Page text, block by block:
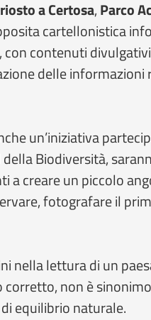
a Certosa,Parco
cartellonistica
contenuti
delle
un’iniziativa
Biodiversità,
creare un piccolo
fotografare il
nella lettura di un
non è
equilibrio naturale.